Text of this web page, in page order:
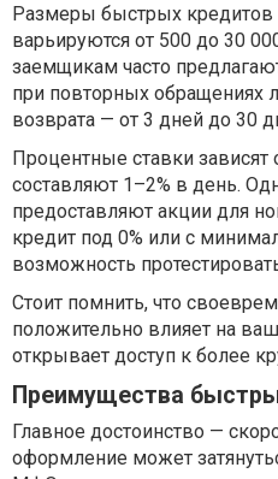
Размеры быстрых кредитов
варьируются от 500 до 30
заемщикам часто
при повторных обращениях
возврата — от 3 дней до 30
Процентные ставки
составляют 1–2% в день.
предоставляют акции для
кредит под 0% или с
возможность
Стоит помнить, что
положительно влияет на
открывает доступ к более
Преимущества
Главное достоинство —
оформление может